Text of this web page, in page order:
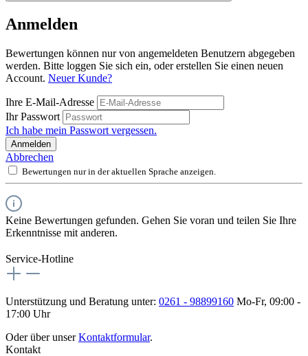
Anmelden
Bewertungen können nur von angemeldeten Benutzern abgegeben
werden. Bitte loggen Sie sich ein, oder erstellen Sie einen neuen
Account. Neuer Kunde?
Ihre E-Mail-Adresse
Ihr Passwort
Ich habe mein Passwort vergessen.
Anmelden
Abbrechen
Bewertungen nur in der aktuellen Sprache anzeigen.
Keine Bewertungen gefunden. Gehen Sie voran und teilen Sie Ihre
Erkenntnisse mit anderen.
Service-Hotline
Unterstützung und Beratung unter: 0261 - 98899160 Mo-Fr, 09:00 -
17:00 Uhr
Oder über unserKontaktformular.
Kontakt